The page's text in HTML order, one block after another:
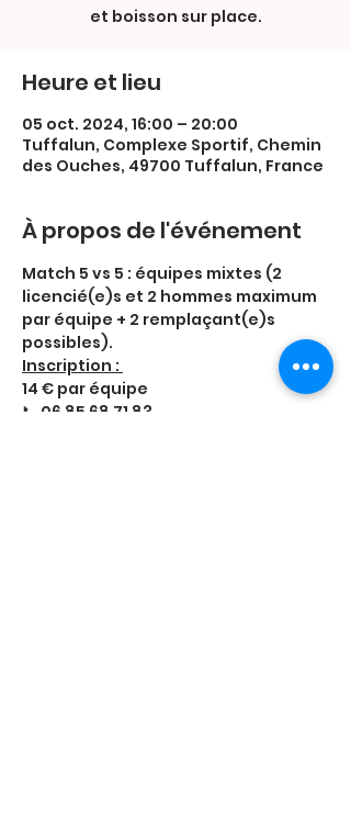
et boisson sur place.
Heure et lieu
05 oct. 2024, 16:00 – 20:00
Tuffalun, Complexe Sportif, Chemin
des Ouches, 49700 Tuffalun, France
À propos de l'événement
Match 5 vs 5 : équipes mixtes (2
licencié(e)s et 2 hommes maximum
par équipe + 2 remplaçant(e)s
possibles).
Inscription :
14 € par équipe
📞 06 85 68 71 83